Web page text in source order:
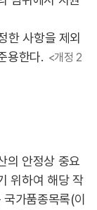
한 사항을 제외
용한다. <개정 2
의 안정상 중요
위하여 해당 작
가품종목록(이